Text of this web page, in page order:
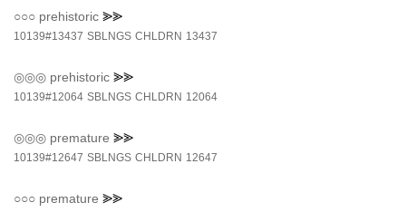
○○○ prehistoric ⪢⪢
10139#13437 SBLNGS CHLDRN 13437
◎◎◎ prehistoric ⪢⪢
10139#12064 SBLNGS CHLDRN 12064
◎◎◎ premature ⪢⪢
10139#12647 SBLNGS CHLDRN 12647
○○○ premature ⪢⪢